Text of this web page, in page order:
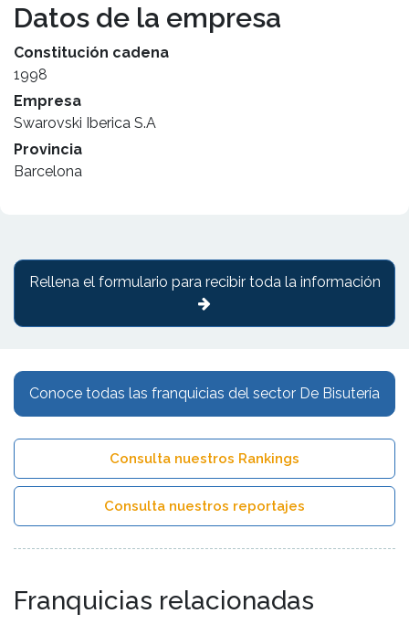
Datos de la empresa
Constitución cadena
1998
Empresa
Swarovski Iberica S.A
Provincia
Barcelona
Conoce todas las franquicias del sector De Bisutería
Consulta nuestros Rankings
Consulta nuestros reportajes
Franquicias relacionadas